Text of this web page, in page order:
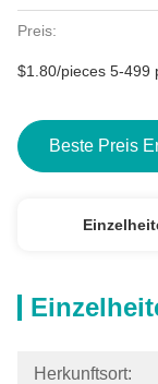
Preis:
$1.80/pieces 5-499
Beste Preis
Herkunftsort: